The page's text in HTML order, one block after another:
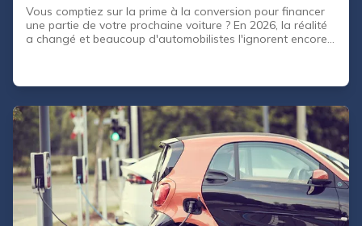
Vous comptiez sur la prime à la conversion pour financer
une partie de votre prochaine voiture ? En 2026, la réalité
a changé et beaucoup d'automobilistes l'ignorent encore.
mais « comment obtenir le meilleur prix à la reprise de ma
voiture aujourd'hui ? ». Dans cet articl